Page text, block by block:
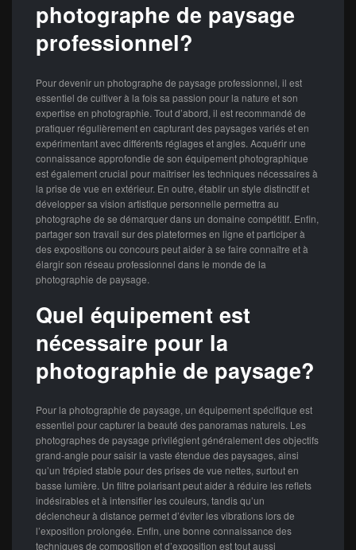
photographe de paysage
professionnel?
Pour devenir un photographe de paysage professionnel, il est
essentiel de cultiver à la fois sa passion pour la nature et son
expertise en photographie. Tout d’abord, il est recommandé de
pratiquer régulièrement en capturant des paysages variés et en
expérimentant avec différents réglages et angles. Acquérir une
connaissance approfondie de son équipement photographique
est également crucial pour maîtriser les techniques nécessaires à
la prise de vue en extérieur. En outre, établir un style distinctif et
développer sa vision artistique personnelle permettra au
photographe de se démarquer dans un domaine compétitif. Enfin,
partager son travail sur des plateformes en ligne et participer à
des expositions ou concours peut aider à se faire connaître et à
élargir son réseau professionnel dans le monde de la
photographie de paysage.
Quel équipement est
nécessaire pour la
photographie de paysage?
Pour la photographie de paysage, un équipement spécifique est
essentiel pour capturer la beauté des panoramas naturels. Les
photographes de paysage privilégient généralement des objectifs
grand-angle pour saisir la vaste étendue des paysages, ainsi
qu’un trépied stable pour des prises de vue nettes, surtout en
basse lumière. Un filtre polarisant peut aider à réduire les reflets
indésirables et à intensifier les couleurs, tandis qu’un
déclencheur à distance permet d’éviter les vibrations lors de
l’exposition prolongée. Enfin, une bonne connaissance des
techniques de composition et d’exposition est tout aussi